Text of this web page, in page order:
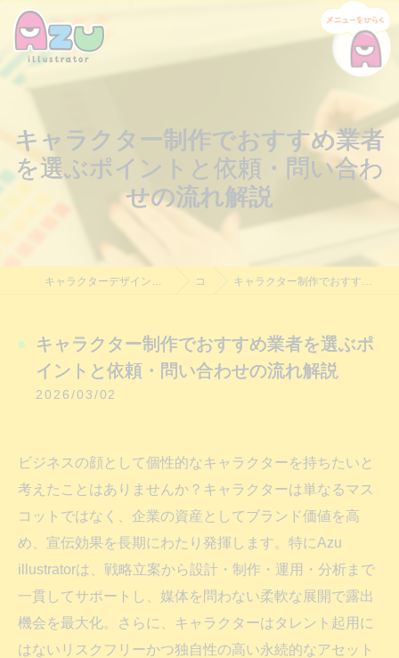
キャラクター制作でおすすめ業者
を選ぶポイントと依頼・問い合わ
せの流れ解説
コラム キャラクター制作でおすすめ業者を選ぶポイントと依頼・問い合わせの流れ解説
キャラクター制作でおすすめ業者を選ぶポ
イントと依頼・問い合わせの流れ解説
2026/03/02
ビジネスの顔として個性的なキャラクターを持ちたいと
考えたことはありませんか？キャラクターは単なるマス
コットではなく、企業の資産としてブランド価値を高
め、宣伝効果を長期にわたり発揮します。特にAzu
illustratorは、戦略立案から設計・制作・運用・分析まで
一貫してサポートし、媒体を問わない柔軟な展開で露出
機会を最大化。さらに、キャラクターはタレント起用に
はないリスクフリーかつ独自性の高い永続的なアセット